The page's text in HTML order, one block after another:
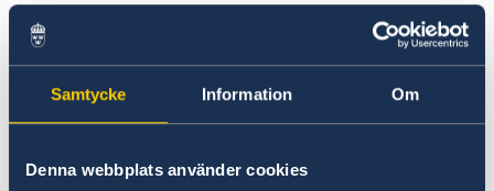
Samtycke Information Om
Denna webbplats använder cookies
Support to Ukraine and increased pressure
on Russia.
Stronger cooperation in security and trade.
Gender equality and women’s
empowerment.